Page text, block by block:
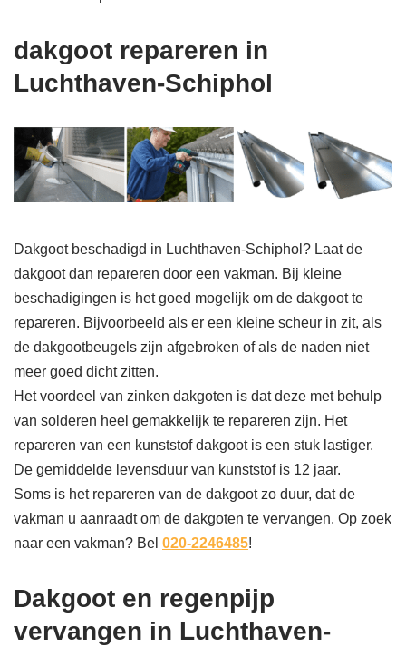
dakgoot repareren in
Luchthaven-Schiphol
Dakgoot beschadigd in Luchthaven-Schiphol? Laat de
dakgoot dan repareren door een vakman. Bij kleine
beschadigingen is het goed mogelijk om de dakgoot te
repareren. Bijvoorbeeld als er een kleine scheur in zit, als
de dakgootbeugels zijn afgebroken of als de naden niet
meer goed dicht zitten.
Het voordeel van zinken dakgoten is dat deze met behulp
van solderen heel gemakkelijk te repareren zijn. Het
repareren van een kunststof dakgoot is een stuk lastiger.
De gemiddelde levensduur van kunststof is 12 jaar.
Soms is het repareren van de dakgoot zo duur, dat de
vakman u aanraadt om de dakgoten te vervangen. Op zoek
naar een vakman? Bel 020-2246485!
Dakgoot en regenpijp
vervangen in Luchthaven-